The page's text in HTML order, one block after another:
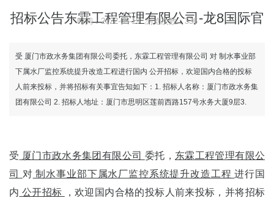
招标公告东霖工程管理有限公司-龙8国际官
网
时间：2022-05-19 浏览次数：336
受 厦门市政水务集团有限公司委托，东霖工程管理有限公司 对 制水事业部
下属水厂监控系统提升改造工程进行国内 公开招标，欢迎国内合格的投标
人前来投标，并将招标有关事宜告知如下：1. 招标人名称：厦门市政水务集
团有限公司 2. 招标人地址：厦门市思明区莲前西路157号水务大厦9层3.
受 厦门市政水务集团有限公司 委托， 东霖工程管理有限公
司
对 制水事业部下属水厂监控系统提升改造工程进行国
内 公开招标 ，欢迎国内合格的投标人前来投标， 并将招标